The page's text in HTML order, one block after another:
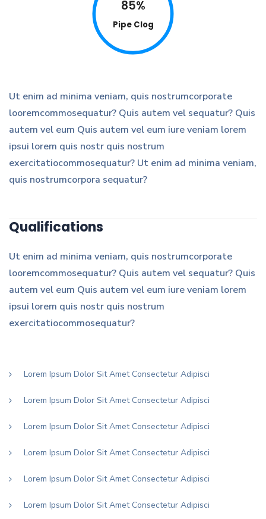
85%
Pipe Clog
Ut enim ad minima veniam, quis nostrumcorporate
looremcommosequatur? Quis autem vel sequatur? Quis
autem vel eum Quis autem vel eum iure veniam lorem
ipsui lorem quis nostr quis nostrum
exercitatiocommosequatur? Ut enim ad minima veniam,
quis nostrumcorpora sequatur?
Qualifications
Ut enim ad minima veniam, quis nostrumcorporate
looremcommosequatur? Quis autem vel sequatur? Quis
autem vel eum Quis autem vel eum iure veniam lorem
ipsui lorem quis nostr quis nostrum
exercitatiocommosequatur?
Lorem Ipsum Dolor Sit Amet Consectetur Adipisci
Lorem Ipsum Dolor Sit Amet Consectetur Adipisci
Lorem Ipsum Dolor Sit Amet Consectetur Adipisci
Lorem Ipsum Dolor Sit Amet Consectetur Adipisci
Lorem Ipsum Dolor Sit Amet Consectetur Adipisci
Lorem Ipsum Dolor Sit Amet Consectetur Adipisci